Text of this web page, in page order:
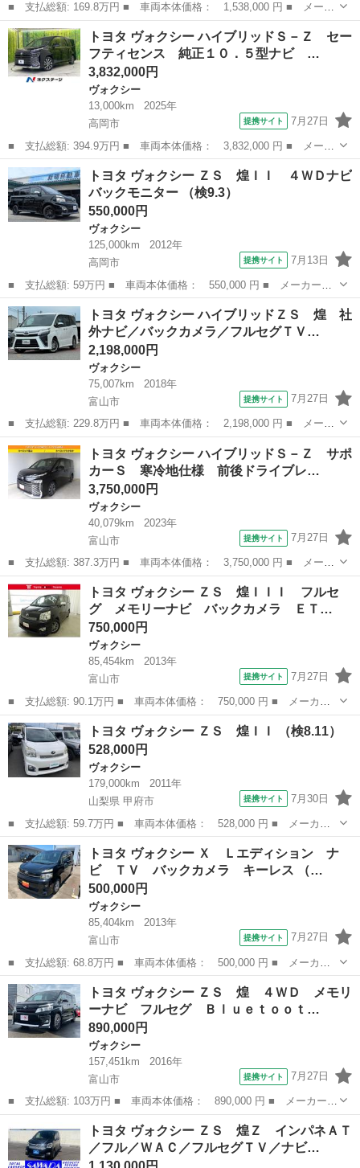
■ 支払総額: 169.8万円 ■ 車両本体価格： 1,538,000 円 ■ メーカ
ー名： トヨタ ■ 車種名： ヴォクシー ■ グレード名： ハイブ
リッドＸ ワンオーナー 純正ナビ／ＴＶ／ＣＤ／ＤＶＤ／Ｂｌｕｅ
ｔｏｏｔ...
富山 中新川郡 ヴォクシー
トヨタ ヴォクシー ハイブリッドＳ－Ｚ セー
フティセンス 純正１０．５型ナビ …
3,832,000円
ヴォクシー
13,000km
2025年
高岡市
提携サイト 7月27日
■ 支払総額: 394.9万円 ■ 車両本体価格： 3,832,000 円 ■ メーカ
ー名： トヨタ ■ 車種名： ヴォクシー ■ グレード名： ハイブ
リッドＳ－Ｚ セーフティセンス 純正１０．５型ナビ 両側電動ス
ライド ...
富山 高岡市 ヴォクシー
トヨタ ヴォクシー ＺＳ 煌ＩＩ ４ＷＤナビ
バックモニター （検9.3）
550,000円
ヴォクシー
125,000km
2012年
高岡市
提携サイト 7月13日
■ 支払総額: 59万円 ■ 車両本体価格： 550,000 円 ■ メーカー
名： トヨタ ■ 車種名： ヴォクシー ■ グレード名： ＺＳ 煌
ＩＩ ４ＷＤナビバックモニター ■ 排気量： 2000cc ■ ドア枚
数： 5...
富山 高岡市 ヴォクシー
トヨタ ヴォクシー ハイブリッドＺＳ 煌 社
外ナビ／バックカメラ／フルセグＴＶ…
2,198,000円
ヴォクシー
75,007km
2018年
富山市
提携サイト 7月27日
■ 支払総額: 229.8万円 ■ 車両本体価格： 2,198,000 円 ■ メーカ
ー名： トヨタ ■ 車種名： ヴォクシー ■ グレード名： ハイブ
リッドＺＳ 煌 社外ナビ／バックカメラ／フルセグＴＶ／後席フリ
ップダウ...
富山 富山市 ヴォクシー
トヨタ ヴォクシー ハイブリッドＳ－Ｚ サポ
カーＳ 寒冷地仕様 前後ドライブレ…
3,750,000円
ヴォクシー
40,079km
2023年
富山市
提携サイト 7月27日
■ 支払総額: 387.3万円 ■ 車両本体価格： 3,750,000 円 ■ メーカ
ー名： トヨタ ■ 車種名： ヴォクシー ■ グレード名： ハイブ
リッドＳ－Ｚ サポカーＳ 寒冷地仕様 前後ドライブレコーダー
ＥＴＣ ...
富山 富山市 ヴォクシー
トヨタ ヴォクシー ＺＳ 煌ＩＩＩ フルセ
グ メモリーナビ バックカメラ ＥＴ…
750,000円
ヴォクシー
85,454km
2013年
富山市
提携サイト 7月27日
■ 支払総額: 90.1万円 ■ 車両本体価格： 750,000 円 ■ メーカー
名： トヨタ ■ 車種名： ヴォクシー ■ グレード名： ＺＳ 煌
ＩＩＩ フルセグ メモリーナビ バックカメラ ＥＴＣ 両側電動
スライド Ｈ...
富山 富山市 ヴォクシー
トヨタ ヴォクシー ＺＳ 煌ＩＩ （検8.11）
528,000円
ヴォクシー
179,000km
2011年
山梨県 甲府市
提携サイト 7月30日
■ 支払総額: 59.7万円 ■ 車両本体価格： 528,000 円 ■ メーカー
名： トヨタ ■ 車種名： ヴォクシー ■ グレード名： ＺＳ 煌
ＩＩ ■ 排気量： 2000cc ■ ドア枚数： 5D ■ ミッション： ...
山梨 甲府市 ヴォクシー
トヨタ ヴォクシー Ｘ Ｌエディション ナ
ビ ＴＶ バックカメラ キーレス （…
500,000円
ヴォクシー
85,404km
2013年
富山市
提携サイト 7月27日
■ 支払総額: 68.8万円 ■ 車両本体価格： 500,000 円 ■ メーカー
名： トヨタ ■ 車種名： ヴォクシー ■ グレード名： Ｘ Ｌエ
ディション ナビ ＴＶ バックカメラ キーレス ■ 排気量：
2000cc...
富山 富山市 ヴォクシー
トヨタ ヴォクシー ＺＳ 煌 ４ＷＤ メモリ
ーナビ フルセグ Ｂｌｕｅｔｏｏｔ…
890,000円
ヴォクシー
157,451km
2016年
富山市
提携サイト 7月27日
■ 支払総額: 103万円 ■ 車両本体価格： 890,000 円 ■ メーカー
名： トヨタ ■ 車種名： ヴォクシー ■ グレード名： ＺＳ
煌 ４ＷＤ メモリーナビ フルセグ Ｂｌｕｅｔｏｏｔｈ バック
カメラ フリップ...
ヴォクシー
トヨタ ヴォクシー ＺＳ 煌Ｚ インパネＡＴ
／フル／ＷＡＣ／フルセグＴＶ／ナビ…